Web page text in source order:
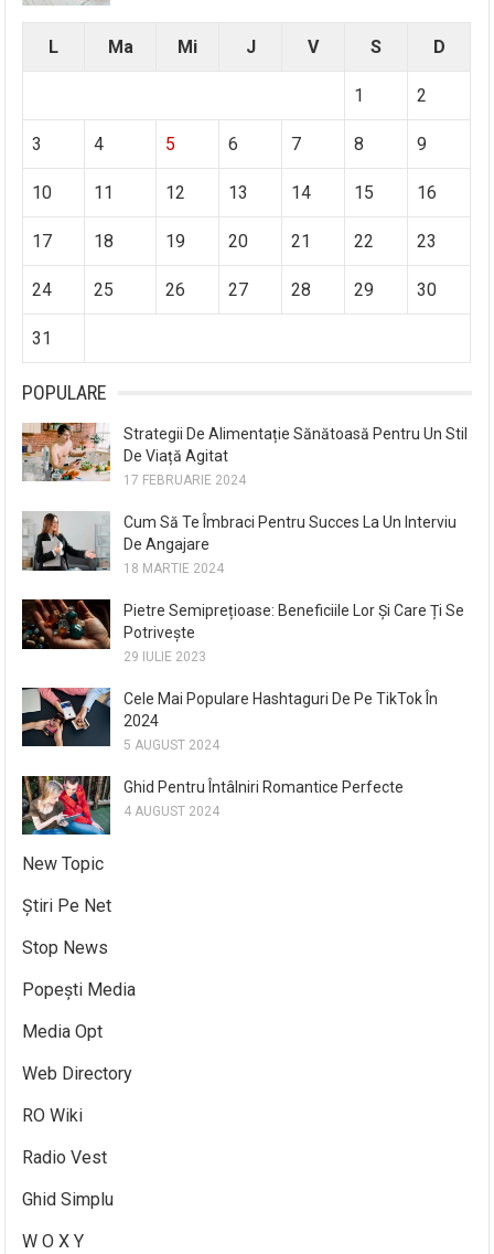
L Ma Mi J V S D
1 2
3 4 5 6 7 8 9
10 11 12 13 14 15 16
17 18 19 20 21 22 23
24 25 26 27 28 29 30
31
POPULARE
Strategii De Alimentație Sănătoasă Pentru Un Stil
De Viață Agitat
17 FEBRUARIE 2024
Cum Să Te Îmbraci Pentru Succes La Un Interviu
De Angajare
18 MARTIE 2024
Pietre Semiprețioase: Beneficiile Lor Și Care Ți Se
Potrivește
29 IULIE 2023
Cele Mai Populare Hashtaguri De Pe TikTok În
2024
5 AUGUST 2024
Ghid Pentru Întâlniri Romantice Perfecte
4 AUGUST 2024
New Topic
Știri Pe Net
Stop News
Popești Media
Media Opt
Web Directory
RO Wiki
Radio Vest
Ghid Simplu
W O X Y